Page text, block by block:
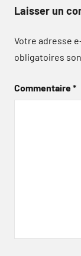
Laisser un
Votre adresse
obligatoires
Commentaire*